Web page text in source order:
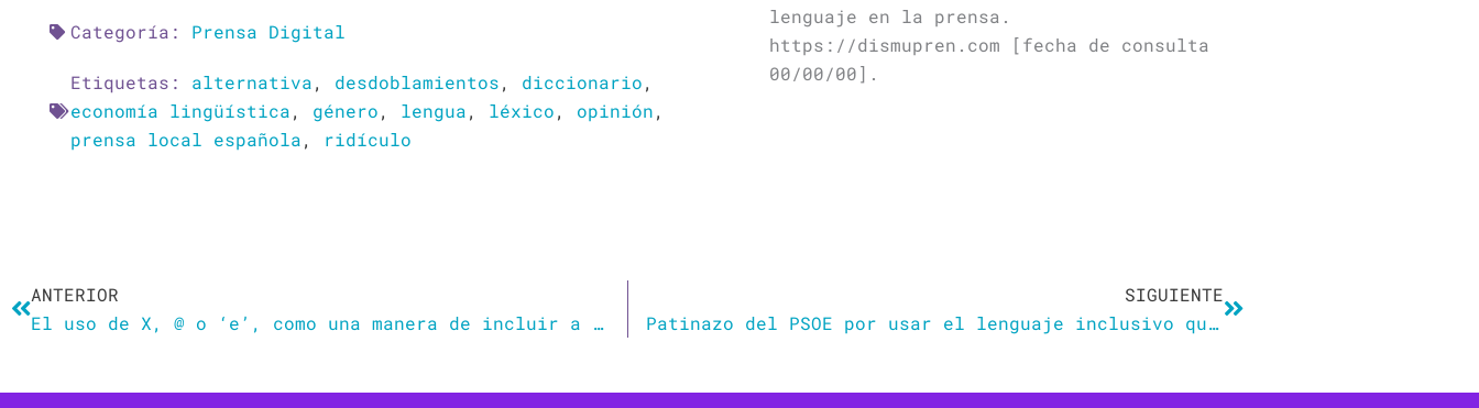
Categoría: Prensa Digital
Etiquetas: alternativa, desdoblamientos, diccionario,
economía lingüística, género, lengua, léxico, opinión,
prensa local española, ridículo
lenguaje en la prensa.
https://dismupren.com [fecha de consulta
00/00/00].
ANTERIOR
El uso de X, @ o ‘e’, como una manera de incluir a todos los géneros: Por qué es importante respetar el lenguaje inclusivo
SIGUIENTE
Patinazo del PSOE por usar el lenguaje inclusivo que José Manuel Soto no perdona: «Literal»